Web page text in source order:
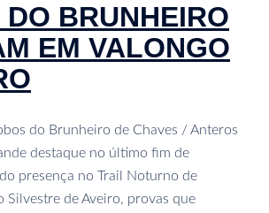
BRUNHEIRO
EM VALONGO
do Brunheiro de Chaves / Anteros
destaque no último fim de
presença no Trail Noturno de
Silvestre de Aveiro, provas que